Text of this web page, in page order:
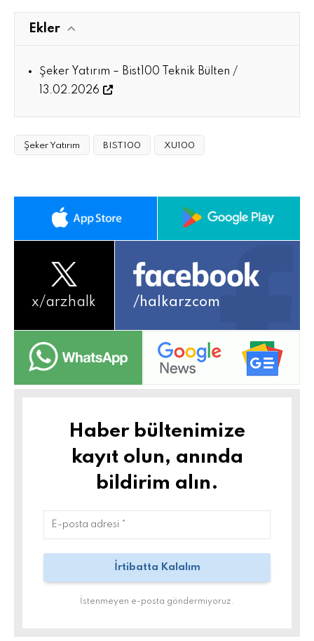
Ekler
Şeker Yatırım – Bist100 Teknik Bülten /
13.02.2026
Şeker Yatırım BIST100 XU100
x/arzhalk /halkarzcom
Haber bültenimize
kayıt olun, anında
bildirim alın.
İstenmeyen e-posta göndermiyoruz.